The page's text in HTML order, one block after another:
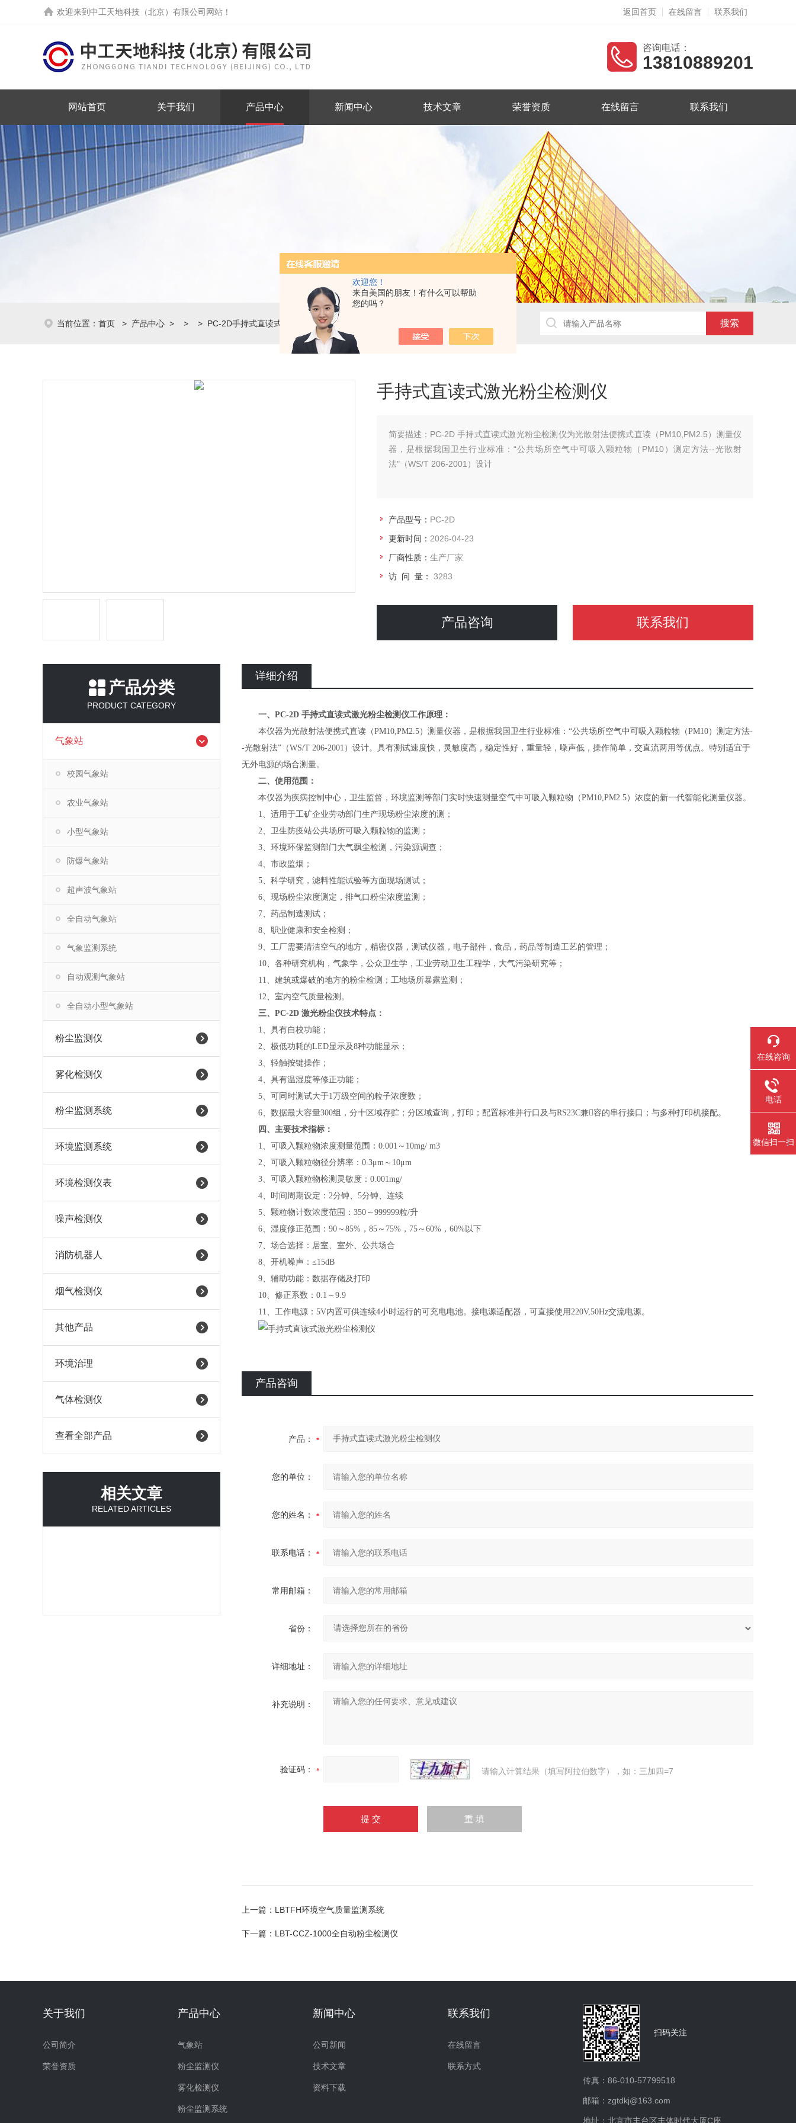
欢迎您！
来自美国的朋友！有什么可以帮助
您的吗？
欢迎来到中工天地科技（北京）有限公司网站！ 返回首页 在线留言 联系我们
咨询电话：
13810889201
网站首页 关于我们 产品中心 新闻中心 技术文章 荣誉资质 在线留言 联系我们
当前位置： 首页 > 产品中心 > > > PC-2D手持式直读式激光粉尘检测仪
手持式直读式激光粉尘检测仪
简要描述： PC-2D 手持式直读式激光粉尘检测仪为光散射法便携式直读（PM10,PM2.5）测量仪
器，是根据我国卫生行业标准：“公共场所空气中可吸入颗粒物（PM10）测定方法--光散射
法"（WS/T 206-2001）设计
产品型号： PC-2D
更新时间： 2026-04-23
厂商性质： 生产厂家
访 问 量： 3283
产品咨询 联系我们
产品分类
PRODUCT CATEGORY
气象站
校园气象站
农业气象站
小型气象站
防爆气象站
超声波气象站
全自动气象站
气象监测系统
自动观测气象站
全自动小型气象站
粉尘监测仪
雾化检测仪
粉尘监测系统
环境监测系统
环境检测仪表
噪声检测仪
消防机器人
烟气检测仪
其他产品
环境治理
气体检测仪
查看全部产品
相关文章
RELATED ARTICLES
详细介绍
一、PC-2D 手持式直读式激光粉尘检测仪工作原理：
本仪器为光散射法便携式直读（PM10,PM2.5）测量仪器，是根据我国卫生行业标准：“公共场所空气中可吸入颗粒物（PM10）测定方法-
-光散射法”（WS/T 206-2001）设计。具有测试速度快，灵敏度高，稳定性好，重量轻，噪声低，操作简单，交直流两用等优点。特别适宜于
无外电源的场合测量。
二、使用范围：
本仪器为疾病控制中心，卫生监督，环境监测等部门实时快速测量空气中可吸入颗粒物（PM10,PM2.5）浓度的新一代智能化测量仪器。
1、适用于工矿企业劳动部门生产现场粉尘浓度的测；
2、卫生防疫站公共场所可吸入颗粒物的监测；
3、环境环保监测部门大气飘尘检测，污染源调查；
4、市政监烟；
5、科学研究，滤料性能试验等方面现场测试；
6、现场粉尘浓度测定，排气口粉尘浓度监测；
7、药品制造测试；
8、职业健康和安全检测；
9、工厂需要清洁空气的地方，精密仪器，测试仪器，电子部件，食品，药品等制造工艺的管理；
10、各种研究机构，气象学，公众卫生学，工业劳动卫生工程学，大气污染研究等；
11、建筑或爆破的地方的粉尘检测；工地场所暴露监测；
12、室内空气质量检测。
三、PC-2D 激光粉尘仪技术特点：
1、具有自校功能；
2、极低功耗的LED显示及8种功能显示；
3、轻触按键操作；
4、具有温湿度等修正功能；
5、可同时测试大于1万级空间的粒子浓度数；
6、数据最大容量300组，分十区域存贮；分区域查询，打印；配置标准并行口及与RS23C兼容的串行接口；与多种打印机接配。
四、主要技术指标：
1、可吸入颗粒物浓度测量范围：0.001～10mg/ m3
2、可吸入颗粒物径分辨率：0.3μm～10μm
3、可吸入颗粒物检测灵敏度：0.001mg/
4、时间周期设定：2分钟、5分钟、连续
5、颗粒物计数浓度范围：350～999999粒/升
6、湿度修正范围：90～85%，85～75%，75～60%，60%以下
7、场合选择：居室、室外、公共场合
8、开机噪声：≤15dB
9、辅助功能：数据存储及打印
10、修正系数：0.1～9.9
11、工作电源：5V内置可供连续4小时运行的可充电电池。接电源适配器，可直接使用220V,50Hz交流电源。
产品咨询
产品：
您的单位：
您的姓名：
联系电话：
常用邮箱：
省份：
详细地址：
补充说明：
验证码： 请输入计算结果（填写阿拉伯数字），如：三加四=7
上一篇： LBTFH环境空气质量监测系统
下一篇： LBT-CCZ-1000全自动粉尘检测仪
关于我们
公司简介
荣誉资质
产品中心
气象站
粉尘监测仪
雾化检测仪
粉尘监测系统
新闻中心
公司新闻
技术文章
资料下载
联系我们
在线留言
联系方式
扫码关注
传真：86-010-57799518
邮箱：zgtdkj@163.com
地址：北京市丰台区丰体时代大厦C座
在线咨询
电话
微信扫一扫